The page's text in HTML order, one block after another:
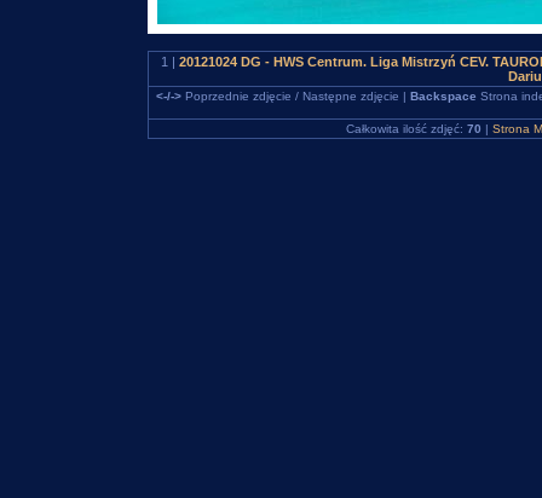
1 | 20121024 DG - HWS Centrum. Liga Mistrzyń CEV.
<-/->Poprzednie zdjęcie / Następne zdjęcie | Backspace Strona
Całkowita ilość zdjęć: 70 | Strona